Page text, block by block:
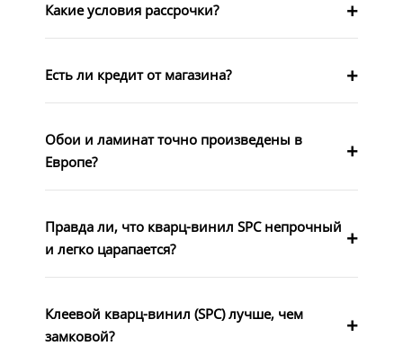
Какие условия рассрочки?
Есть ли кредит от магазина?
Обои и ламинат точно произведены в
Европе?
Правда ли, что кварц-винил SPC непрочный
и легко царапается?
Клеевой кварц-винил (SPC) лучше, чем
замковой?